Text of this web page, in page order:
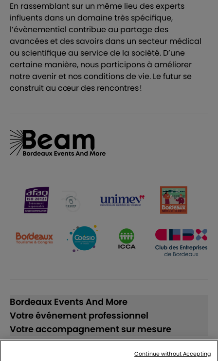
En rassemblant sur un même lieu des experts
influents dans un domaine très spécifique,
l’évènementiel contribue au partage des
avancées et des savoirs dans un secteur médical
ou scientifique au service de la société. D’une
certaine manière, nous participons à améliorer
notre avenir et nos conditions de vie. Le futur se
construit au cœur des rencontres !
Bordeaux Events And More
Votre événement professionnel
Votre accompagnement sur mesure
Continue without Accepting